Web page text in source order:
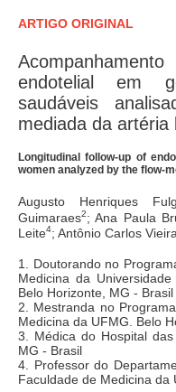
ARTIGO ORIGINAL
endotelial em
saudáveis
mediada da artéria
Longitudinal follow-up of
women analyzed by the flow-
Augusto Henriques
Guimaraes2; Ana Paula
Leite4; Antônio Carlos
1. Doutorando no
Medicina da
Belo Horizonte, MG - Brasil
2. Mestranda no
Medicina da UFMG. Belo
3. Médica do Hospital
MG - Brasil
4. Professor do
Faculdade de Medicina da